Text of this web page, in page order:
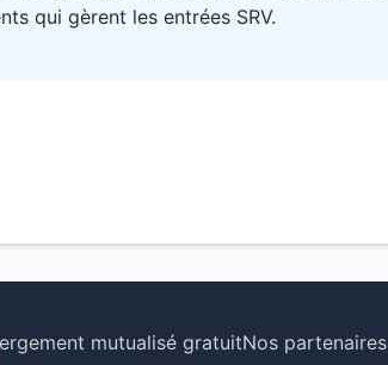
qui gèrent les entrées SRV.
mutualisé gratuitNos partenaires